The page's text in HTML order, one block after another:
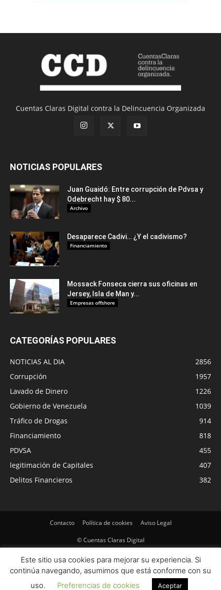
Cuentas Claras Digital contra la Delincuencia Organizada
NOTICIAS POPULARES
Juan Guaidó: Entre corrupción de Pdvsa y
Odebrecht hay $ 80...
Archivo
Desaparece Cadivi… ¿Y el cadivismo?
Financiamiento
Mossack Fonseca cierra sus oficinas en
Jersey, Isla de Man y...
Empresas offshore
CATEGORÍAS POPULARES
NOTICIAS AL DIA
2856
Corrupción
1957
Lavado de Dinero
1226
Gobierno de Venezuela
1039
Tráfico de Drogas
914
Financiamiento
818
PDVSA
455
legitimación de Capitales
407
Delitos Financieros
382
Contacto Política de cookies Aviso Legal
© Cuentas Claras Digital
Este sitio usa cookies para mejorar su experiencia. Si
continúa navegando, asumimos que está conforme con su
uso.
Preferencias de cookies Aceptar